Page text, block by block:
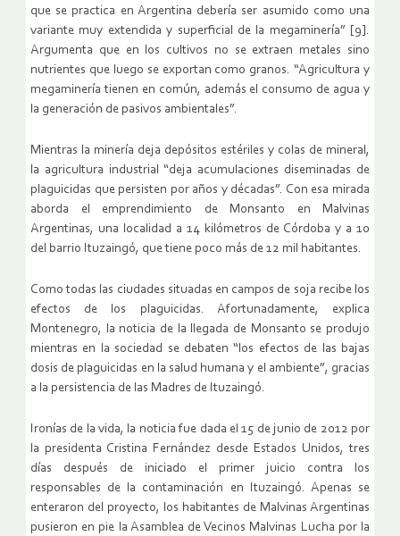
que se practica en Argentina debería ser asumido como una
variante muy extendida y superficial de la megaminería” [9].
Argumenta que en los cultivos no se extraen metales sino
nutrientes que luego se exportan como granos. “Agricultura y
megaminería tienen en común, además el consumo de agua y
la generación de pasivos ambientales”.
Mientras la minería deja depósitos estériles y colas de mineral,
la agricultura industrial “deja acumulaciones diseminadas de
plaguicidas que persisten por años y décadas”. Con esa mirada
aborda el emprendimiento de Monsanto en Malvinas
Argentinas, una localidad a 14 kilómetros de Córdoba y a 10
del barrio Ituzaingó, que tiene poco más de 12 mil habitantes.
Como todas las ciudades situadas en campos de soja recibe los
efectos de los plaguicidas. Afortunadamente, explica
Montenegro, la noticia de la llegada de Monsanto se produjo
mientras en la sociedad se debaten “los efectos de las bajas
dosis de plaguicidas en la salud humana y el ambiente”, gracias
a la persistencia de las Madres de Ituzaingó.
Ironías de la vida, la noticia fue dada el 15 de junio de 2012 por
la presidenta Cristina Fernández desde Estados Unidos, tres
días después de iniciado el primer juicio contra los
responsables de la contaminación en Ituzaingó. Apenas se
enteraron del proyecto, los habitantes de Malvinas Argentinas
pusieron en pie la Asamblea de Vecinos Malvinas Lucha por la